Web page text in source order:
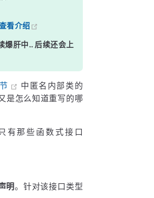
看介绍
爆肝中.. 后续还会上
中匿名内部类的
是怎么知道重写的哪
有那些函数式接口
明。针对该接口类型